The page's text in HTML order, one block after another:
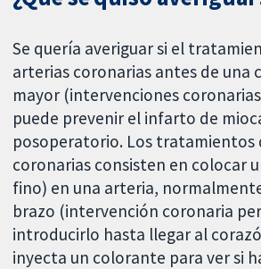
Se quería averiguar si el
arterias coronarias antes de una
mayor (intervenciones
puede prevenir el infarto de
posoperatorio. Los tratamientos
coronarias consisten en colocar
fino) en una arteria,
brazo (intervención coronaria
introducirlo hasta llegar al
inyecta un colorante para ver si